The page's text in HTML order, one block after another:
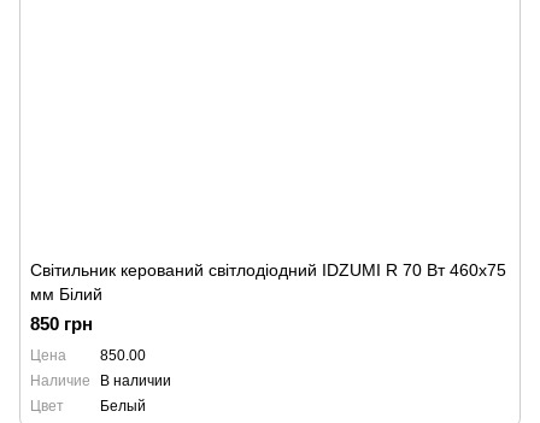
Світильник керований світлодіодний IDZUMI R 70 Вт 460x75
мм Білий
850 грн
Цена
850.00
Наличие
В наличии
Цвет
Белый